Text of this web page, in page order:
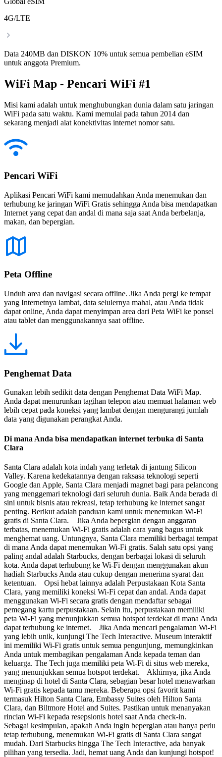
4G/LTE
Data 240MB dan DISKON 10% untuk semua pembelian eSIM
untuk anggota Premium.
WiFi Map - Pencari WiFi #1
Misi kami adalah untuk menghubungkan dunia dalam satu jaringan
WiFi pada satu waktu. Kami memulai pada tahun 2014 dan
sekarang menjadi alat konektivitas internet nomor satu.
Pencari WiFi
Aplikasi Pencari WiFi kami memudahkan Anda menemukan dan
terhubung ke jaringan WiFi Gratis sehingga Anda bisa mendapatkan
Internet yang cepat dan andal di mana saja saat Anda berbelanja,
makan, dan bepergian.
Peta Offline
Unduh area dan navigasi secara offline. Jika Anda pergi ke tempat
yang Internetnya lambat, data selulernya mahal, atau Anda tidak
dapat online, Anda dapat menyimpan area dari Peta WiFi ke ponsel
atau tablet dan menggunakannya saat offline.
Penghemat Data
Gunakan lebih sedikit data dengan Penghemat Data WiFi Map.
Anda dapat menurunkan tagihan telepon atau memuat halaman web
lebih cepat pada koneksi yang lambat dengan mengurangi jumlah
data yang digunakan perangkat Anda.
Di mana Anda bisa mendapatkan internet terbuka di Santa
Clara
Santa Clara adalah kota indah yang terletak di jantung Silicon
Valley. Karena kedekatannya dengan raksasa teknologi seperti
Google dan Apple, Santa Clara menjadi magnet bagi para pelancong
yang menggemari teknologi dari seluruh dunia. Baik Anda berada di
sini untuk bisnis atau rekreasi, tetap terhubung ke internet sangat
penting. Berikut adalah panduan kami untuk menemukan Wi-Fi
gratis di Santa Clara. Jika Anda bepergian dengan anggaran
terbatas, menemukan Wi-Fi gratis adalah cara yang bagus untuk
menghemat uang. Untungnya, Santa Clara memiliki berbagai tempat
di mana Anda dapat menemukan Wi-Fi gratis. Salah satu opsi yang
paling andal adalah Starbucks, dengan berbagai lokasi di seluruh
kota. Anda dapat terhubung ke Wi-Fi dengan menggunakan akun
hadiah Starbucks Anda atau cukup dengan menerima syarat dan
ketentuan. Opsi hebat lainnya adalah Perpustakaan Kota Santa
Clara, yang memiliki koneksi Wi-Fi cepat dan andal. Anda dapat
menggunakan Wi-Fi secara gratis dengan mendaftar sebagai
pemegang kartu perpustakaan. Selain itu, perpustakaan memiliki
peta Wi-Fi yang menunjukkan semua hotspot terdekat di mana Anda
dapat terhubung ke internet. Jika Anda mencari pengalaman Wi-Fi
yang lebih unik, kunjungi The Tech Interactive. Museum interaktif
ini memiliki Wi-Fi gratis untuk semua pengunjung, memungkinkan
Anda untuk membagikan pengalaman Anda kepada teman dan
keluarga. The Tech juga memiliki peta Wi-Fi di situs web mereka,
yang menunjukkan semua hotspot terdekat. Akhirnya, jika Anda
menginap di hotel di Santa Clara, sebagian besar hotel menawarkan
Wi-Fi gratis kepada tamu mereka. Beberapa opsi favorit kami
termasuk Hilton Santa Clara, Embassy Suites oleh Hilton Santa
Clara, dan Biltmore Hotel and Suites. Pastikan untuk menanyakan
rincian Wi-Fi kepada resepsionis hotel saat Anda check-in.
Sebagai kesimpulan, apakah Anda ingin bepergian atau hanya perlu
tetap terhubung, menemukan Wi-Fi gratis di Santa Clara sangat
mudah. Dari Starbucks hingga The Tech Interactive, ada banyak
pilihan yang tersedia. Jadi, hemat uang Anda dan kunjungi hotspot!